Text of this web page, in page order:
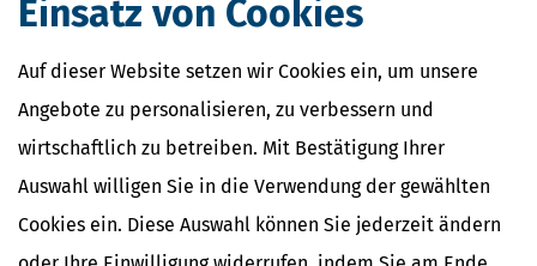
Einsatz von Cookies
Auf dieser Website setzen wir Cookies ein, um unsere
Angebote zu personalisieren, zu verbessern und
wirtschaftlich zu betreiben. Mit Bestätigung Ihrer
Auswahl willigen Sie in die Verwendung der gewählten
Cookies ein. Diese Auswahl können Sie jederzeit ändern
Kostenlose Steuertipps & News
Absenden